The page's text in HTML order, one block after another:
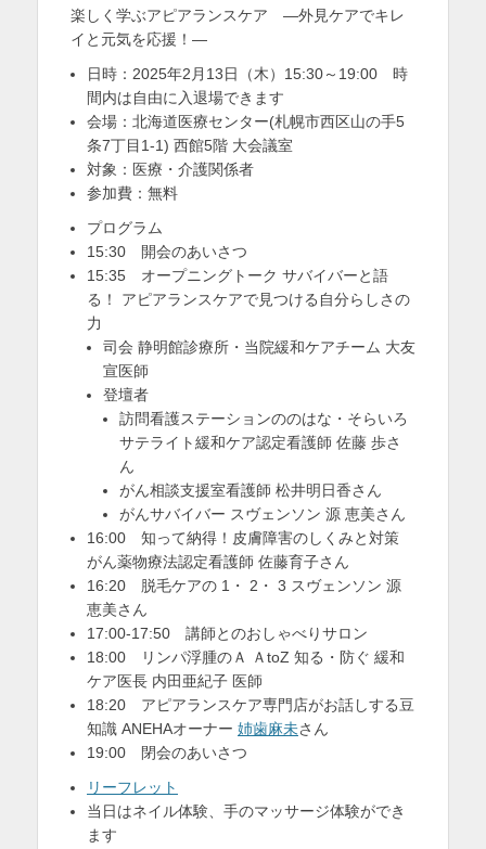
楽しく学ぶアピアランスケア ―外見ケアでキレ
イと元気を応援！―
日時：2025年2月13日（木）15:30～19:00 時
間内は自由に入退場できます
会場：北海道医療センター(札幌市西区山の手5
条7丁目1-1) 西館5階 大会議室
対象：医療・介護関係者
参加費：無料
プログラム
15:30 開会のあいさつ
15:35 オープニングトーク サバイバーと語
る！ アピアランスケアで見つける自分らしさの
力
司会 静明館診療所・当院緩和ケアチーム 大友
宣医師
登壇者
訪問看護ステーションののはな・そらいろ
サテライト緩和ケア認定看護師 佐藤 歩さ
ん
がん相談支援室看護師 松井明日香さん
がんサバイバー スヴェンソン 源 恵美さん
16:00 知って納得！皮膚障害のしくみと対策
がん薬物療法認定看護師 佐藤育子さん
16:20 脱毛ケアの 1・ 2・ 3 スヴェンソン 源
恵美さん
17:00-17:50 講師とのおしゃべりサロン
18:00 リンパ浮腫のＡ ＡtoZ 知る・防ぐ 緩和
ケア医長 内田亜紀子 医師
18:20 アピアランスケア専門店がお話しする豆
知識 ANEHAオーナー 姉歯麻未さん
19:00 閉会のあいさつ
リーフレット
当日はネイル体験、手のマッサージ体験ができ
ます